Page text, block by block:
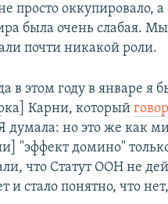
просто оккупировало,
была очень слабая.
почти никакой роли.
в этом году в январе
Карни, который
думала: но это же как
"эффект домино"
что Статут ООН не
и стало понятно, что